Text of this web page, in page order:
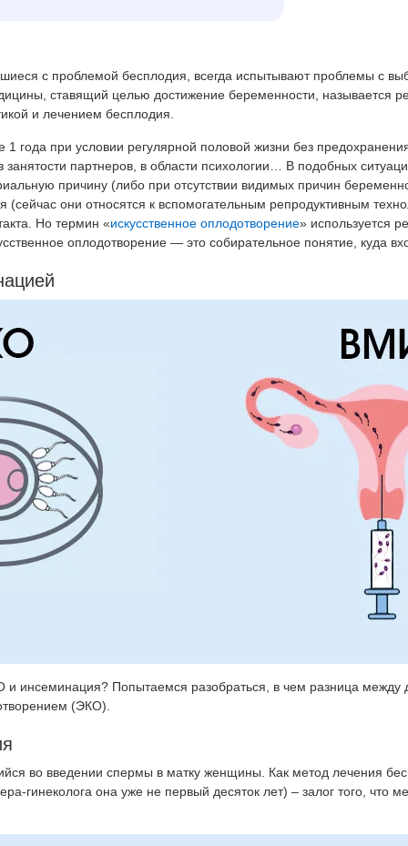
малого таза у мужчин
беременности
органов
железы
ЭКО для иногородних по
платно
Короткий протокол ЭКО
Длинный протокол ЭКО
ЭКО с двойной стимуляцией
ЭКО с минимальной
яичников
Обследование для ЭКО
обследование
врача-генетика
на генетические
Гинекологические
Удаление кисты влагалища
Зондирование полости
Обследование молочной
Удаление спирали (ВМС)
Конизация шейки матки
Радиохирургия шейки матки
Удаление кисты
с проблемой бесплодия, всегда испытывают проблемы с
ставящий целью достижение беременности, называется
и лечением бесплодия.
1 года при условии регулярной половой жизни без
занятости партнеров, в области психологии… В подобных
причину (либо при отсутствии видимых причин
(сейчас они относятся к вспомогательным репродуктивным
Но термин «искусственное оплодотворение» используется
оплодотворение — это собирательное понятие, куда
инсеминация? Попытаемся разобраться, в чем разница
(ЭКО).
во введении спермы в матку женщины. Как метод лечения
гинеколога она уже не первый десяток лет) – залог того, что